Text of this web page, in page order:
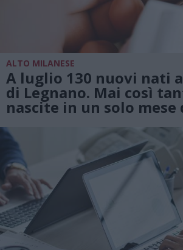
ALTO MILANESE
A luglio 130 nuovi nati
di Legnano. Mai così
nascite in un solo mese